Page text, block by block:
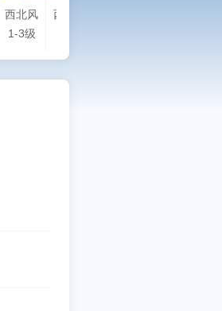
西北风
1-3级
西北风